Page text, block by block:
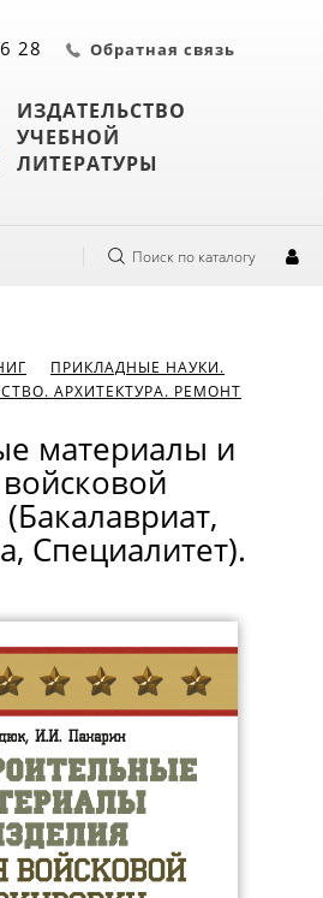
ИЗДАТЕЛЬСТВО
УЧЕБНОЙ
ЛИТЕРАТУРЫ
28 Обратная связь
Поиск по каталогу
ПРИКЛАДНЫЕ НАУКИ.
АРХИТЕКТУРА. РЕМОНТ
материалы и
Специалитет).